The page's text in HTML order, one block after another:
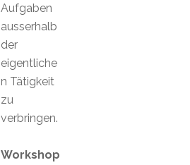
Aufgaben
ausserhalb
der
eigentliche
n Tätigkeit
zu
verbringen.
Workshop